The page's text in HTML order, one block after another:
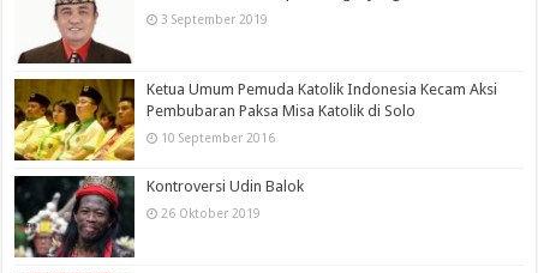
3 September 2019
Ketua Umum Pemuda Katolik Indonesia Kecam Aksi
Pembubaran Paksa Misa Katolik di Solo
10 September 2016
Kontroversi Udin Balok
26 Oktober 2019